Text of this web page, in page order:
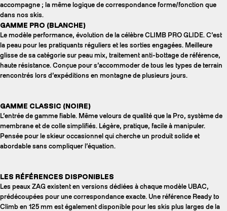
accompagne ; la même logique de correspondance forme/fonction que
dans nos skis.
GAMME PRO (BLANCHE)
Le modèle performance, évolution de la célèbre CLIMB PRO GLIDE. C’est
la peau pour les pratiquants réguliers et les sorties engagées. Meilleure
glisse de sa catégorie sur peau mix, traitement anti-bottage de référence,
haute résistance. Conçue pour s’accommoder de tous les types de terrain
rencontrés lors d’expéditions en montagne de plusieurs jours.
GAMME CLASSIC (NOIRE)
L’entrée de gamme fiable. Même velours de qualité que la Pro, système de
membrane et de colle simplifiés. Légère, pratique, facile à manipuler.
Pensée pour le skieur occasionnel qui cherche un produit solide et
abordable sans compliquer l’équation.
LES RÉFÉRENCES DISPONIBLES
Les peaux ZAG existent en versions dédiées à chaque modèle UBAC,
prédécoupées pour une correspondance exacte. Une référence Ready to
Climb en 125 mm est également disponible pour les skis plus larges de la